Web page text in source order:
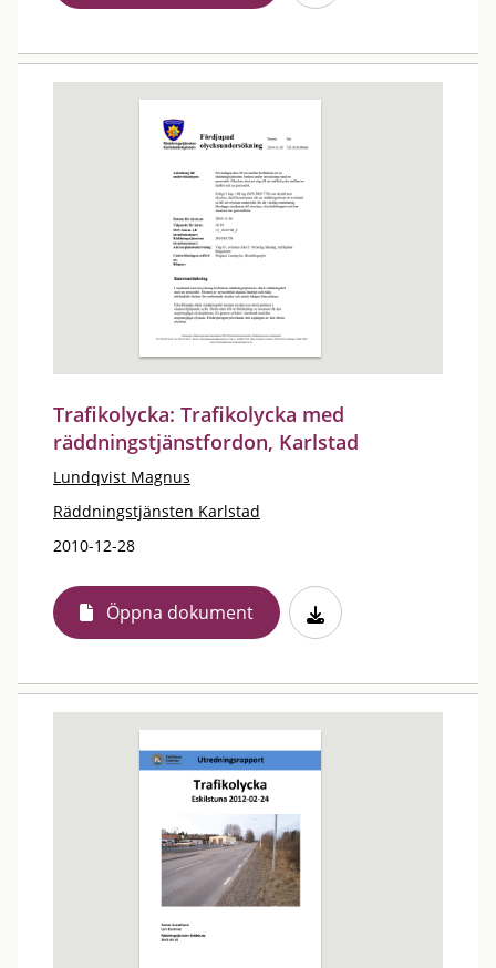
Trafikolycka: Trafikolycka med
räddningstjänstfordon, Karlstad
Lundqvist Magnus
Räddningstjänsten Karlstad
2010-12-28
Öppna dokument